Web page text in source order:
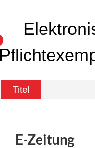
Titel
E-Zeitung